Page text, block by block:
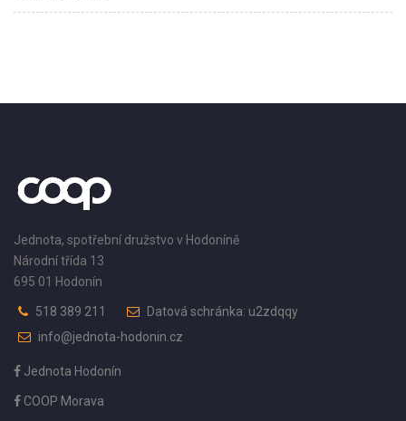
Jednota, spotřební družstvo v Hodoníně
Národní třída 13
695 01 Hodonín
518 389 211
Datová schránka: u2zdqqy
info@jednota-hodonin.cz
Jednota Hodonín
COOP Morava